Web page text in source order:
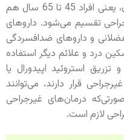
درمان تنگی کانال نخاعی در میانسالان، یعنی افراد 45 تا 65 سال هم
تقسیم می‌شود. داروهای
و داروهای ضدافسردگی
درد و علائم دیگر استفاده
استروئید اپیدورال یا
قرار دارند، می‌توانند
درمان‌های غیرجراحی
لازم است.